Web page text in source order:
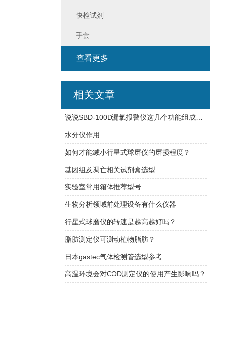
快检试剂
手套
查看更多
相关文章
说说SBD-100D漏氯报警仪这几个功能组成特点
水分仪作用
如何才能减小行星式球磨仪的磨损程度？
基因组及凋亡相关试剂盒选型
实验室常用箱体推荐型号
生物分析领域前处理设备有什么仪器
行星式球磨仪的转速是越高越好吗？
脂肪测定仪可测动植物脂肪？
日本gastec气体检测管选型参考
高温环境会对COD测定仪的使用产生影响吗？